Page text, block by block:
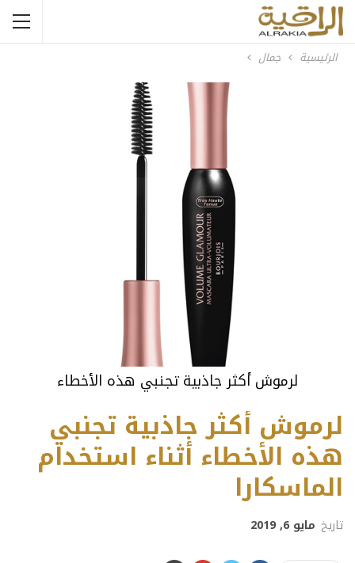
الرئيسية جمال
لرموش أكثر جاذبية تجنبي هذه الأخطاء
لرموش أكثر جاذبية تجنبي
هذه الأخطاء أثناء استخدام
الماسكارا
تاريخ مايو 6, 2019